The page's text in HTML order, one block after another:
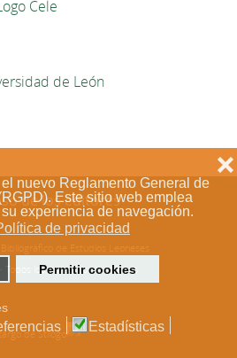
nuevo Reglamento General de
Este sitio web emplea
experiencia de navegación.
de privacidad
Permitir cookies
❌
Estadísticas
de los editores
los derechos reservados
de Stílogo